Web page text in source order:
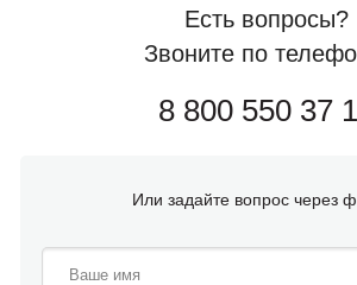
Есть вопросы?
Звоните по
8 800 550 37
Или задайте вопрос через